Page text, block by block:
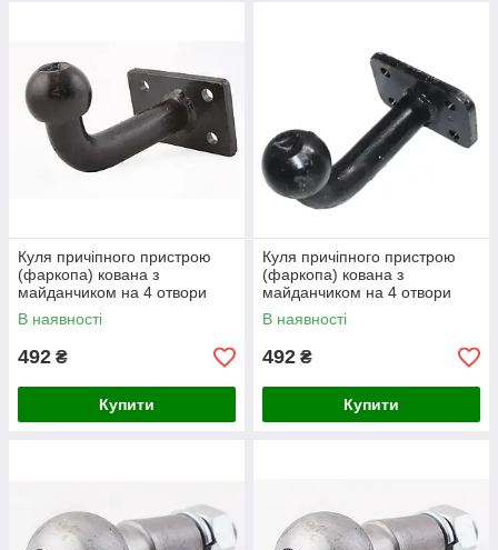
Куля причіпного пристрою
(фаркопа) кована з
майданчиком на 4 отвори
В наявності
492 ₴
Купити
Куля причіпного пристрою
(фаркопа) кована з
майданчиком на 4 отвори
В наявності
492 ₴
Купити